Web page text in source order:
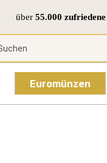
über 55.000
Euromünzen